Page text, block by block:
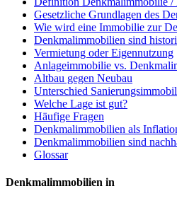
Gesetzliche Grundlagen des
Wie wird eine Immobilie zur
Denkmalimmobilien sind
Vermietung oder Eigennutzung
Anlageimmobilie vs.
Altbau gegen Neubau
Unterschied
Welche Lage ist gut?
Häufige Fragen
Denkmalimmobilien als
Denkmalimmobilien sind
Glossar
Denkmalimmobilien in